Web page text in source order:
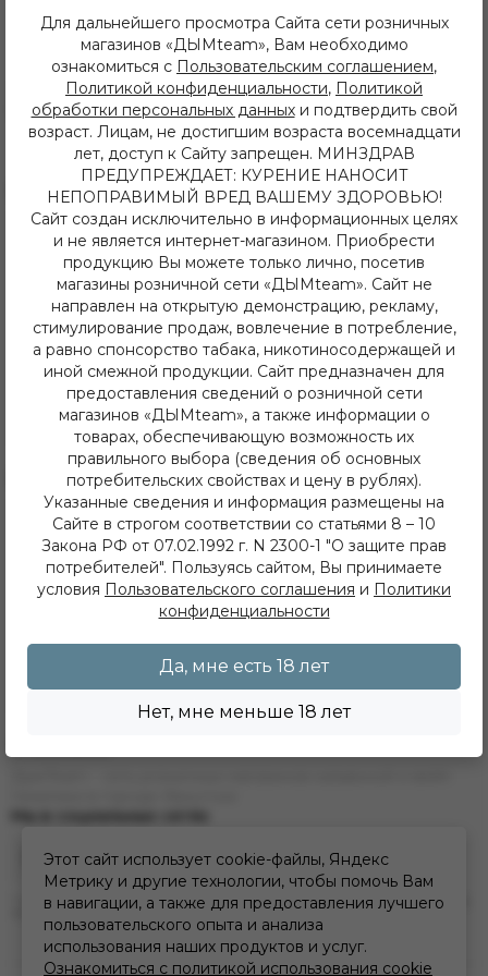
Иркутск, ул. Баумана 214/3
+7 (950) 052 84 22
Иркутск, ул. Дальневосточная 144
+7 (902) 548 28 75
ежедневно с 11 до 22 часов
ИП Хвойнов Алексей Сергеевич
ИНН: 381207483919
ОГРН: 316385000142491
Каталог
Кальяны
Табак
Бестабачные Смеси
Уголь
Комплектующие
Одноразовые системы
POD Системы
Жидкости
Напитки
Электронные кальяны и чаши
Последние новинки
Информация
Наши магазины
Акции
Фотоотчеты
Сотрудничество
Вакансии
Программа лояльности
Пользовательское соглашение
Политика конфиденциальности
Информация для надзорных и контролирующих органов
Политика обработки персональных данных
Политика использования cookie
* Инстаграм (Meta) признан экстремистской организацией и запрещен на
территории РФ
Для дальнейшего просмотра Сайта сети розничных
магазинов «ДЫМteam», Вам необходимо
ознакомиться с Пользовательским соглашением,
Политикой конфиденциальности, Политикой
обработки персональных данныхи подтвердить свой
возраст. Лицам, не достигшим возраста восемнадцати
лет, доступ к Сайту запрещен. МИНЗДРАВ
ПРЕДУПРЕЖДАЕТ: КУРЕНИЕ НАНОСИТ
НЕПОПРАВИМЫЙ ВРЕД ВАШЕМУ ЗДОРОВЬЮ!
Сайт создан исключительно в информационных целях
и не является интернет-магазином. Приобрести
продукцию Вы можете только лично, посетив
магазины розничной сети «ДЫМteam». Сайт не
направлен на открытую демонстрацию, рекламу,
стимулирование продаж, вовлечение в потребление,
а равно спонсорство табака, никотиносодержащей и
иной смежной продукции. Сайт предназначен для
предоставления сведений о розничной сети
магазинов «ДЫМteam», а также информации о
товарах, обеспечивающую возможность их
правильного выбора (сведения об основных
потребительских свойствах и цену в рублях).
Указанные сведения и информация размещены на
Сайте в строгом соответствии со статьями 8 – 10
Закона РФ от 07.02.1992 г. N 2300-1 "О защите прав
потребителей". Пользуясь сайтом, Вы принимаете
условия Пользовательского соглашения и Политики
конфиденциальности
Да, мне есть 18 лет
Нет, мне меньше 18 лет
Этот сайт использует cookie-файлы, Яндекс
Метрику и другие технологии, чтобы помочь Вам
в навигации, а также для предоставления лучшего
пользовательского опыта и анализа
использования наших продуктов и услуг.
Ознакомиться с политикой использования cookie